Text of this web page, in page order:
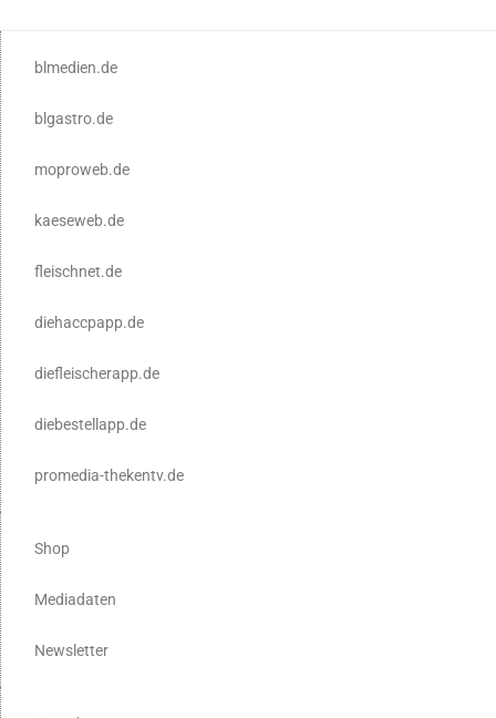
blmedien.de
blgastro.de
moproweb.de
kaeseweb.de
fleischnet.de
diehaccpapp.de
diefleischerapp.de
diebestellapp.de
promedia-thekentv.de
Shop
Mediadaten
Newsletter